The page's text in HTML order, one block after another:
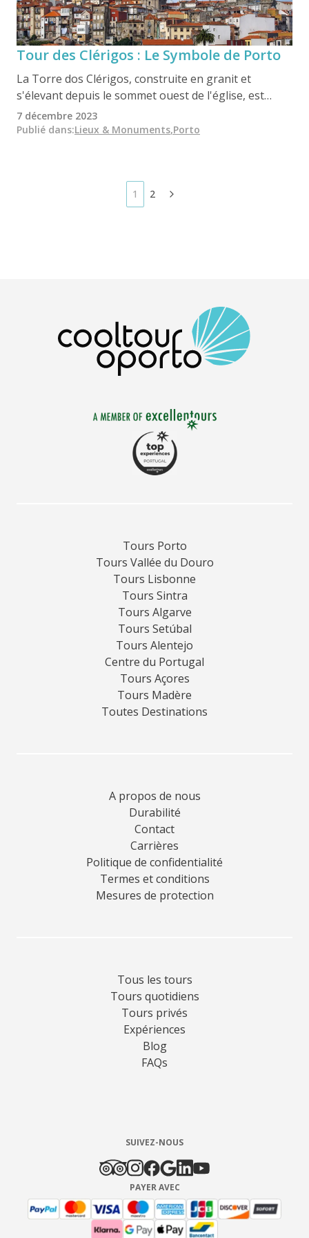
Tour des Clérigos : Le Symbole de Porto
La Torre dos Clérigos, construite en granit et
s'élevant depuis le sommet ouest de l'église, est
considérée comme l'un des points de repère de la
ville. Elle mesure 75 mètres de haut au total. Sa
l'église Clérigos, est un chef-d'œuvre baroque du
milieu du XVIIIe siècle attribué à Nicolau Nasoni.
7 décembre 2023
Publié dans:Lieux & Monuments,Porto
1 2
Tours Porto
Tours Vallée du Douro
Tours Lisbonne
Tours Sintra
Tours Algarve
Tours Setúbal
Tours Alentejo
Centre du Portugal
Tours Açores
Tours Madère
Toutes Destinations
A propos de nous
Durabilité
Contact
Carrières
Politique de confidentialité
Termes et conditions
Mesures de protection
Tous les tours
Tours quotidiens
Tours privés
Expériences
Blog
FAQs
SUIVEZ-NOUS
PAYER AVEC